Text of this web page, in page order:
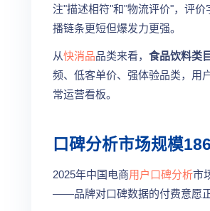
注"描述相符"和"物流评价"，评价
播链条更短但爆发力更强。
从快消品品类来看， 食品饮料类目
频、低客单价、强体验品类，用
常运营看板。
口碑分析市场规模
2025年中国电商用户口碑分析市
——品牌对口碑数据的付费意愿正